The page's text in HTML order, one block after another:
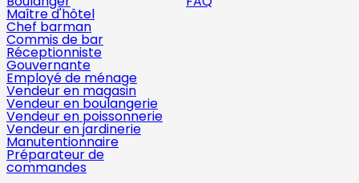
Maître d'hôtel
Chef barman
Commis de bar
Réceptionniste
Gouvernante
Employé de ménage
Vendeur en magasin
Vendeur en boulangerie
Vendeur en poissonnerie
Vendeur en jardinerie
Manutentionnaire
Préparateur de
commandes